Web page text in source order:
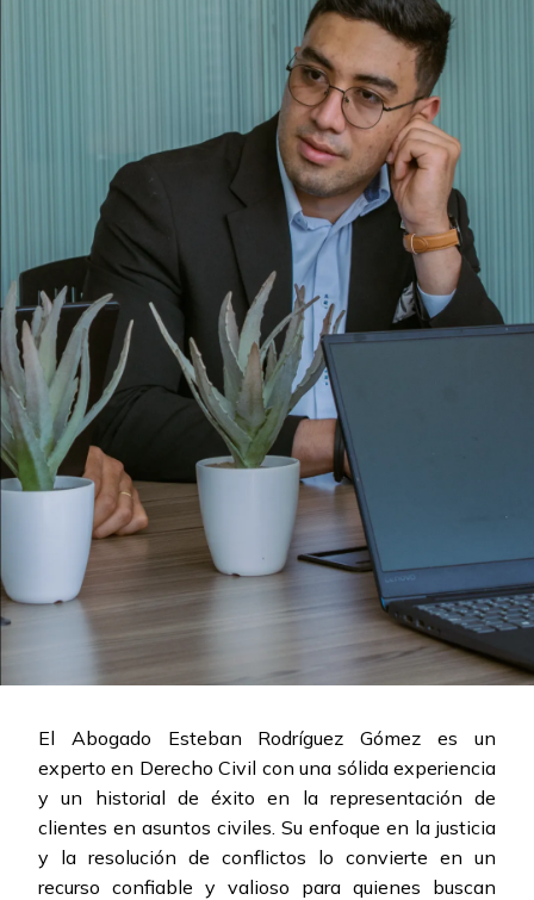
El Abogado Esteban Rodríguez Gómez es un
experto en Derecho Civil con una sólida experiencia
y un historial de éxito en la representación de
clientes en asuntos civiles. Su enfoque en la justicia
y la resolución de conflictos lo convierte en un
recurso confiable y valioso para quienes buscan